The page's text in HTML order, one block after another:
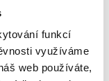
funkcí
využíváme
web používáte,
unie
české